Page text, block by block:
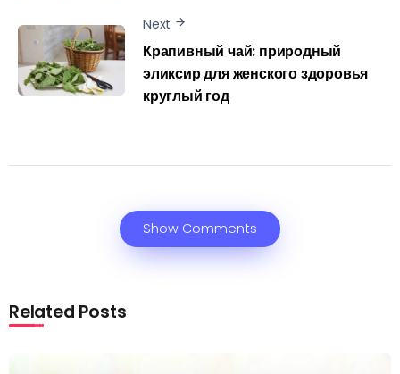
Next
Крапивный чай: природный
эликсир для женского здоровья
круглый год
Show Comments
Related Posts